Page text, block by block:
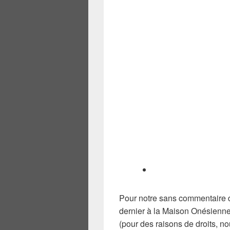
Pour notre sans
dernier à la Maison
(pour des raisons de droits,